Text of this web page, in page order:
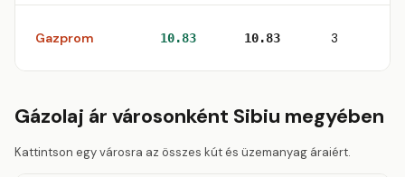
Gazprom 10.83 10.83 3
Gázolaj ár városonként Sibiu megyében
Kattintson egy városra az összes kút és üzemanyag áraiért.